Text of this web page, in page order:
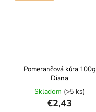
Pomerančová kůra 100g
Diana
Skladom (>5 ks)
€2,43